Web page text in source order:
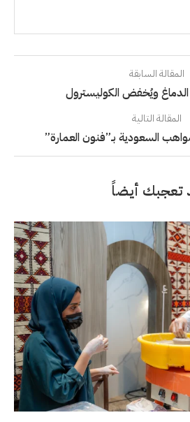
المقالة السابقة
ويُخفض الكوليسترول
المقالة التالية
السعودية بـ”فنون العمارة”
تعجبك أيضاً